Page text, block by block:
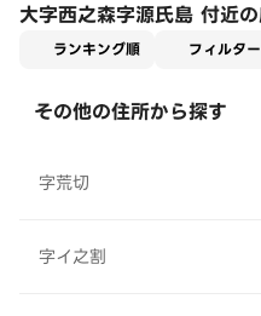
大字西之森字源氏島 付近
ランキング順 フィルター
その他の住所から探す
字荒切
字イ之割